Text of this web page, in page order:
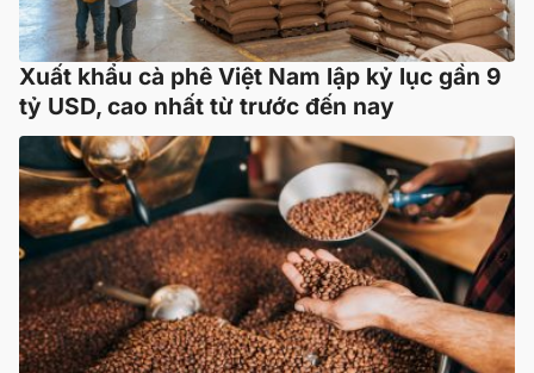
Xuất khẩu cà phê Việt Nam lập kỷ lục gần 9
tỷ USD, cao nhất từ trước đến nay